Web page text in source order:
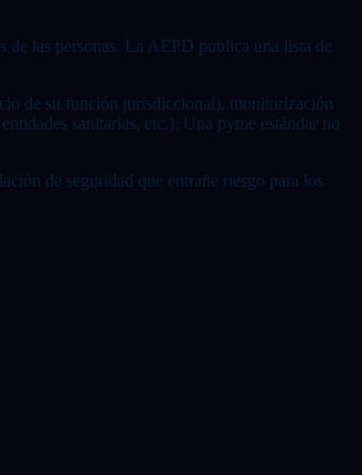
las personas. La AEPD publica una lista de
de su función jurisdiccional), monitorización
sanitarias, etc.). Una pyme estándar no
de seguridad que entrañe riesgo para los